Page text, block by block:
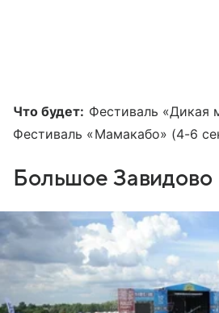
Что будет: Фестиваль «Дикая
Фестиваль «Мамакабо» (4-6
Большое Завидово